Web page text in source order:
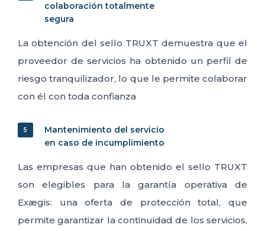
colaboración totalmente
segura
La obtención del sello TRUXT demuestra que el
proveedor de servicios ha obtenido un perfil de
riesgo tranquilizador, lo que le permite colaborar
con él con toda confianza
Mantenimiento del servicio
en caso de incumplimiento
Las empresas que han obtenido el sello TRUXT
son elegibles para la garantía operativa de
Exægis: una oferta de protección total, que
permite garantizar la continuidad de los servicios,
5